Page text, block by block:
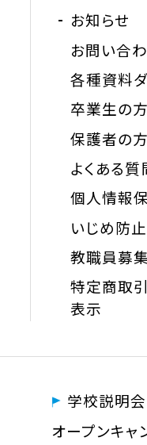
お知らせ
お問い合
各種資料
卒業生の
保護者の
よくある質
個人情報
いじめ防
教職員募
特定商取
表示
学校説明会
オープンキャ